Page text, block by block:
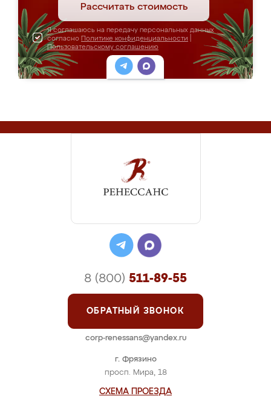
Рассчитать стоимость
Я соглашаюсь на передачу персональных данных
согласно Политике конфиденциальности
Пользовательскому соглашению
г. Фрязино
просп. Мира, 18
СХЕМА ПРОЕЗДА
8 (800) 511-89-55
ОБРАТНЫЙ ЗВОНОК
corp-renessans@yandex.ru